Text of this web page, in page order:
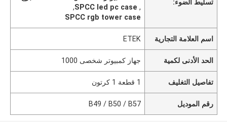
تسليط الضوء:
,
SPCC led pc case
,
SPCC rgb tower case
اسم العلامة التجارية ETEK
الحد الأدنى لكمية جهاز كمبيوتر شخصى 1000
تفاصيل التغليف 1 قطعة 1 كرتون
رقم الموديل B49 / B50 / B57